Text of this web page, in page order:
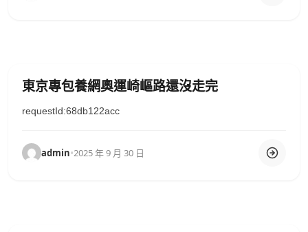
東京專包養網奧運崎嶇路還沒走完
requestId:68db122acc
admin•2025 年 9 月 30 日